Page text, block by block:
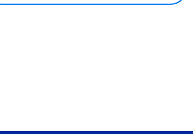
かんをイメージしています。優しい酸味